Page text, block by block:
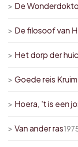
> De
> De filosoof van
> Het dorp der
> Goede reis
> Hoera, 't is een
> Van ander ras